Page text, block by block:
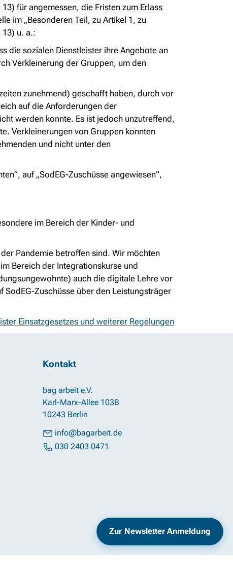
13) für angemessen, die Fristen zum Erlass
im „Besonderen Teil, zu Artikel 1, zu
u. a.:
die sozialen Dienstleister ihre Angebote an
Verkleinerung der Gruppen, um den
zunehmend) geschafft haben, durch vor
auf die Anforderungen der
werden konnte. Es ist jedoch unzutreffend,
Verkleinerungen von Gruppen konnten
und nicht unter den
“, auf „SodEG-Zuschüsse angewiesen“,
im Bereich der Kinder- und
Pandemie betroffen sind. Wir möchten
Bereich der Integrationskurse und
auch die digitale Lehre vor
SodEG-Zuschüsse über den Leistungsträger
Einsatzgesetzes und weiterer Regelungen
Kontakt
bag arbeit e.V.
Karl-Marx-Allee 103B
10243 Berlin
info@bagarbeit.de
030 2403 0471
Impressum Datenschutz
Zur Newsletter Anmeldung